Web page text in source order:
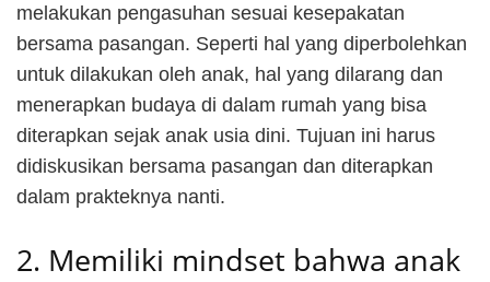
melakukan pengasuhan sesuai kesepakatan
bersama pasangan. Seperti hal yang diperbolehkan
untuk dilakukan oleh anak, hal yang dilarang dan
menerapkan budaya di dalam rumah yang bisa
diterapkan sejak anak usia dini. Tujuan ini harus
didiskusikan bersama pasangan dan diterapkan
dalam prakteknya nanti.
2. Memiliki mindset bahwa anak